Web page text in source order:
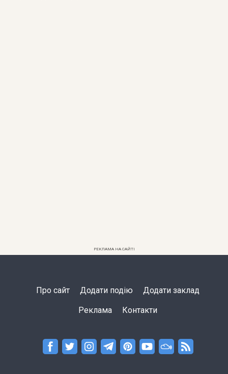
РЕКЛАМА НА САЙТІ
Про сайт Додати подію Додати заклад
Реклама Контакти